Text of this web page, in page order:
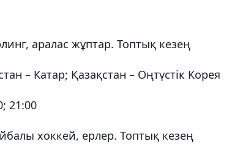
аралас жұптар. Топтық кезең
– Катар; Қазақстан – Оңтүстік Корея
21:00
хоккей, ерлер. Топтық кезең